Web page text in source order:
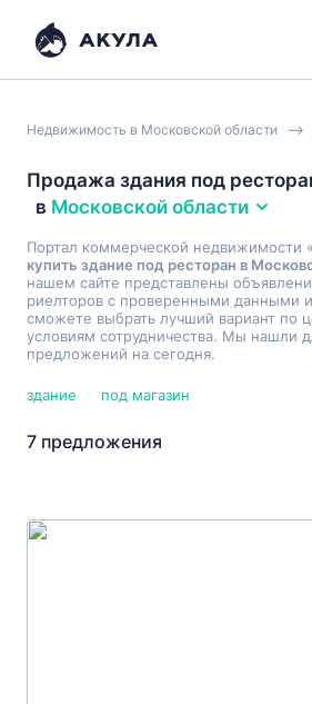
Недвижимость в Московской области
Продажа здания под
в Московской области
Портал коммерческой недвижимости
купить здание под ресторан в
нашем сайте представлены
риелторов с проверенными данными
сможете выбрать лучший вариант по
условиям сотрудничества. Мы нашли
предложений на сегодня.
здание под магазин
7 предложения